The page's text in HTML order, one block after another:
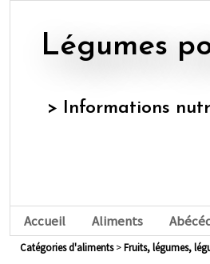
Légumes
> Informations
Accueil Aliments
Catégories d'aliments> fruits, légumes,